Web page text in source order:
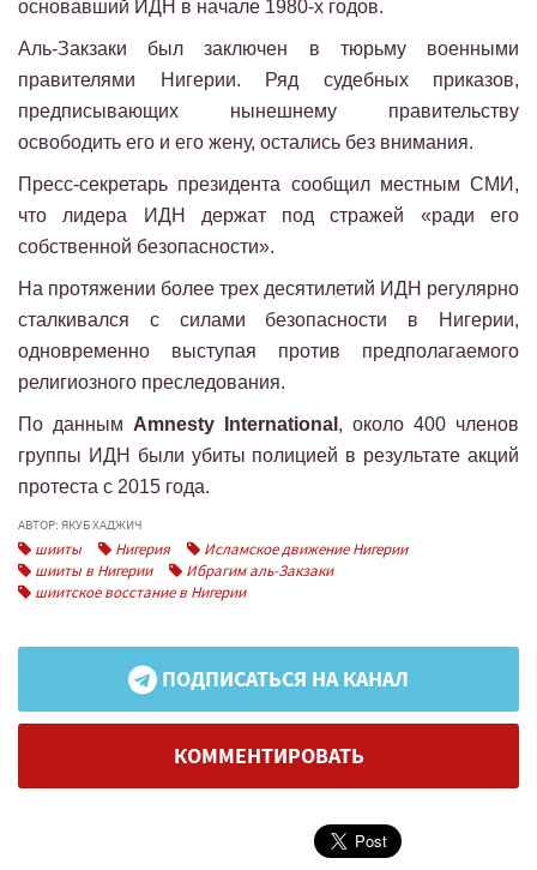
основавший ИДН в начале 1980-х годов.
Аль-Закзаки был заключен в тюрьму военными
правителями Нигерии. Ряд судебных приказов,
предписывающих нынешнему правительству
освободить его и его жену, остались без внимания.
Пресс-секретарь президента сообщил местным СМИ,
что лидера ИДН держат под стражей «ради его
собственной безопасности».
На протяжении более трех десятилетий ИДН регулярно
сталкивался с силами безопасности в Нигерии,
одновременно выступая против предполагаемого
религиозного преследования.
По данным Amnesty International , около 400 членов
группы ИДН были убиты полицией в результате акций
протеста с 2015 года.
АВТОР: ЯКУБ ХАДЖИЧ
шииты Нигерия
Исламское движение Нигерии
шииты в Нигерии
Ибрагим аль-Закзаки
шиитское восстание в Нигерии
ПОДПИСАТЬСЯ НА КАНАЛ
КОММЕНТИРОВАТЬ